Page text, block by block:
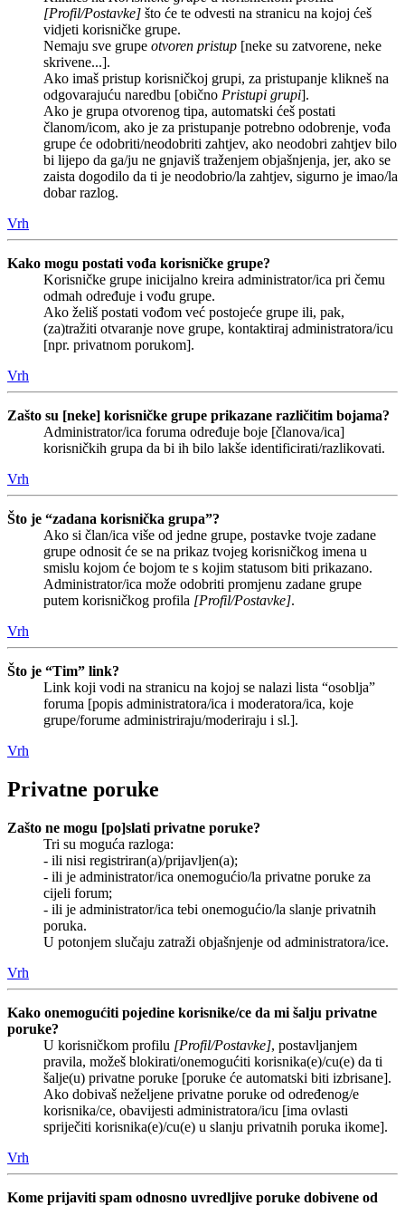
[Profil/Postavke] što će te odvesti na stranicu na kojoj ćeš
vidjeti korisničke grupe.
Nemaju sve grupe otvoren pristup [neke su zatvorene, neke
skrivene...].
Ako imaš pristup korisničkoj grupi, za pristupanje klikneš na
odgovarajuću naredbu [obično Pristupi grupi].
Ako je grupa otvorenog tipa, automatski ćeš postati
članom/icom, ako je za pristupanje potrebno odobrenje, vođa
grupe će odobriti/neodobriti zahtjev, ako neodobri zahtjev bilo
bi lijepo da ga/ju ne gnjaviš traženjem objašnjenja, jer, ako se
zaista dogodilo da ti je neodobrio/la zahtjev, sigurno je imao/la
dobar razlog.
Vrh
Kako mogu postati vođa korisničke grupe?
Korisničke grupe inicijalno kreira administrator/ica pri čemu
odmah određuje i vođu grupe.
Ako želiš postati vođom već postojeće grupe ili, pak,
(za)tražiti otvaranje nove grupe, kontaktiraj administratora/icu
[npr. privatnom porukom].
Vrh
Zašto su [neke] korisničke grupe prikazane različitim bojama?
Administrator/ica foruma određuje boje [članova/ica]
korisničkih grupa da bi ih bilo lakše identificirati/razlikovati.
Vrh
Što je “zadana korisnička grupa”?
Ako si član/ica više od jedne grupe, postavke tvoje zadane
grupe odnosit će se na prikaz tvojeg korisničkog imena u
smislu kojom će bojom te s kojim statusom biti prikazano.
Administrator/ica može odobriti promjenu zadane grupe
putem korisničkog profila [Profil/Postavke].
Vrh
Što je “Tim” link?
Link koji vodi na stranicu na kojoj se nalazi lista “osoblja”
foruma [popis administratora/ica i moderatora/ica, koje
grupe/forume administriraju/moderiraju i sl.].
Vrh
Privatne poruke
Zašto ne mogu [po]slati privatne poruke?
Tri su moguća razloga:
- ili nisi registriran(a)/prijavljen(a);
- ili je administrator/ica onemogućio/la privatne poruke za
cijeli forum;
- ili je administrator/ica tebi onemogućio/la slanje privatnih
poruka.
U potonjem slučaju zatraži objašnjenje od administratora/ice.
Vrh
Kako onemogućiti pojedine korisnike/ce da mi šalju privatne
poruke?
U korisničkom profilu [Profil/Postavke], postavljanjem
pravila, možeš blokirati/onemogućiti korisnika(e)/cu(e) da ti
šalje(u) privatne poruke [poruke će automatski biti izbrisane].
Ako dobivaš neželjene privatne poruke od određenog/e
korisnika/ce, obavijesti administratora/icu [ima ovlasti
spriječiti korisnika(e)/cu(e) u slanju privatnih poruka ikome].
Vrh
Kome prijaviti spam odnosno uvredljive poruke dobivene od